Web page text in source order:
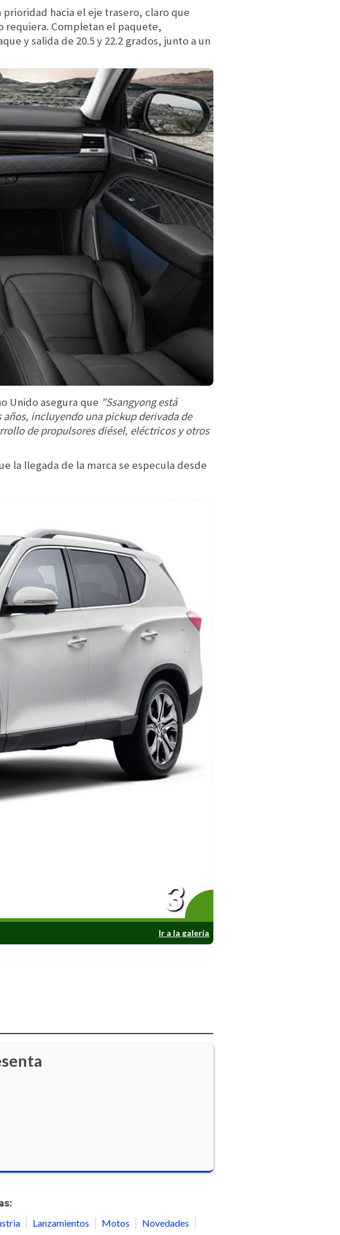
hacia el eje trasero, claro que
requiera. Completan el paquete,
y salida de 20.5 y 22.2 grados, junto a un
Unido asegura que "Ssangyong está
incluyendo una pickup derivada de
de propulsores diésel, eléctricos y otros
la llegada de la marca se especula desde
Ir a la galería
3
Lanzamientos Motos
Novedades